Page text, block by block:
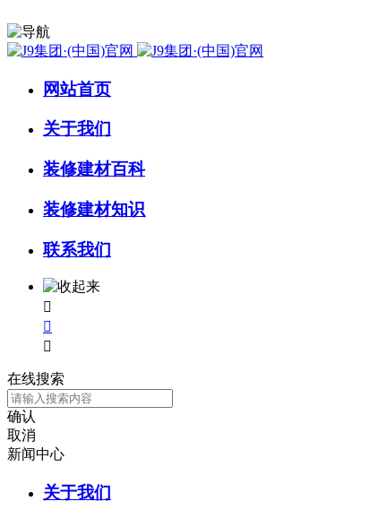
网站首页
关于我们
装修建材百科
装修建材知识
联系我们



在线搜索
确认
取消
新闻中心
关于我们